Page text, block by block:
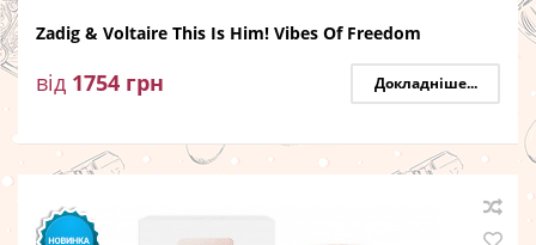
Zadig & Voltaire This Is Him! Vibes Of Freedom
від 1754 грн Докладніше...